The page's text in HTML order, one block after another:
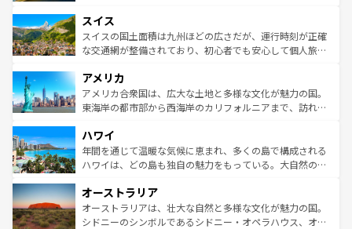
れる地方に足を運ぶとそれぞれで全く異なる文化を体験で
きるだろう。 なお、新着のフランス情報はコンテンツ一覧
を参照してほしい。
は、お酒好きな人にはぜひ体験してほしい。 なお、新着の
ドイツ情報はコンテンツ一覧を参照してほしい。
リアごとに異なる魅力がある。また、優雅なアフタヌーン
ティー、ビール好きにはたまらない英国パブ、サッカー観
戦など、本場だからこそできる体験も豊富。イギリスを旅
ンツ一覧を参照してほしい。
スイス
スイスの国土面積は九州ほどの広さだが、運行時刻が正確
な交通網が整備されており、初心者でも安心して個人旅行
の建物がそのまま残る町や、スイスならではのユニークな
博物館もあり、アルプス観光だけでなく町歩きも満喫する
ことができる。国民の所得が高いため物価も高いが、旅行
ば市内交通費無料で観光を楽しむこともできる。 なお、新
着のスイス情報はコンテンツ一覧 を参照してほしい。
アメリカ
アメリカ合衆国は、広大な土地と多様な文化が魅力の国。
東海岸の都市部から西海岸のカリフォルニアまで、訪れる
のような巨大都市は、観光、ショッピング、エンターテイ
ンメントが詰まった刺激的なスポットだ。一方、アメリカ
西部には大自然が広がり、グランドキャニオンやイエロー
部のニューオーリンズでは、音楽と美食が融合した独特の
文化が魅力。旅行者はアメリカの各地域で異なる魅力を楽
しみながら、その多様性と豊かな歴史を感じることができ
ハワイ
年間を通じて温暖な気候に恵まれ、多くの島で構成される
ハワイは、どの島も独自の魅力をもっている。大自然の神
ワイ島は見逃せない。また、定番の観光地といえばオアフ
島だが、静かな自然を求めるならマウイ島やカウアイ島が
おすすめ。エメラルドグリーンに輝く海をはじめ、豊かな
オーストラリア
オーストラリアは、壮大な自然と多様な文化が魅力の国。
シドニーのシンボルであるシドニー・オペラハウス、オー